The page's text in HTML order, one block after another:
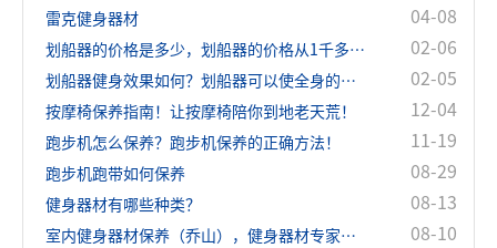
04-08
雷克健身器材
02-06
划船器的价格是多少，划船器的价格从1千多到几万的都有！
02-05
划船器健身效果如何？划船器可以使全身的肌肉都得到很好的锻炼
12-04
按摩椅保养指南！让按摩椅陪你到地老天荒！
11-19
跑步机怎么保养？跑步机保养的正确方法！
08-29
跑步机跑带如何保养
08-13
健身器材有哪些种类？
08-10
室内健身器材保养（乔山），健身器材专家指导